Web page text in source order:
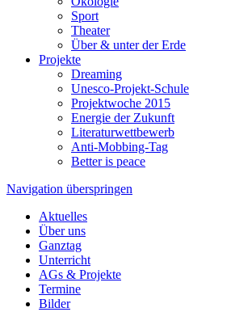
Sport
Theater
Über & unter der Erde
Projekte
Dreaming
Unesco-Projekt-Schule
Projektwoche 2015
Energie der Zukunft
Literaturwettbewerb
Anti-Mobbing-Tag
Better is peace
Navigation überspringen
Aktuelles
Über uns
Ganztag
Unterricht
AGs & Projekte
Termine
Bilder